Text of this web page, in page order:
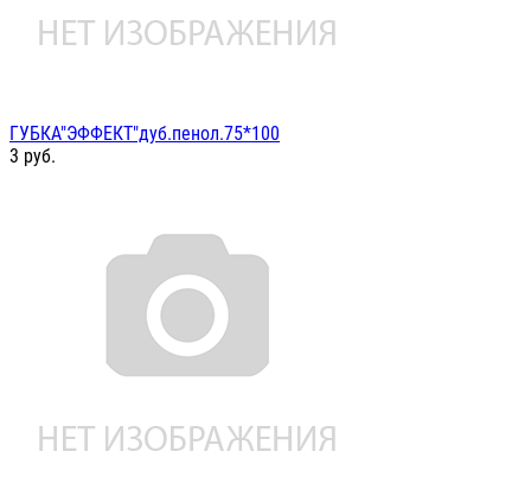
ГУБКА"ЭФФЕКТ"дуб.пенол.75*100
3 руб.